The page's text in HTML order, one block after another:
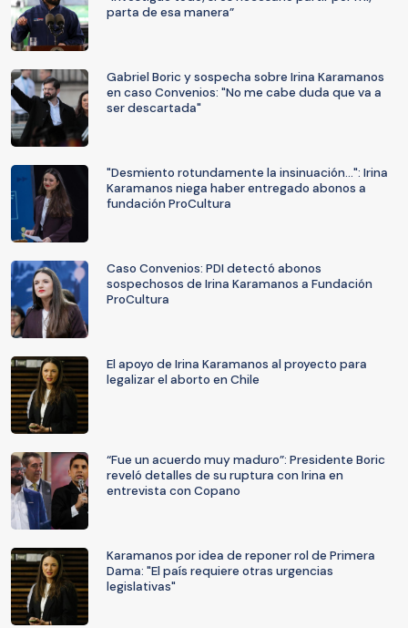
parta de esa manera”
Gabriel Boric y sospecha sobre Irina Karamanos
en caso Convenios: "No me cabe duda que va a
ser descartada"
"Desmiento rotundamente la insinuación...": Irina
Karamanos niega haber entregado abonos a
fundación ProCultura
Caso Convenios: PDI detectó abonos
sospechosos de Irina Karamanos a Fundación
ProCultura
El apoyo de Irina Karamanos al proyecto para
legalizar el aborto en Chile
“Fue un acuerdo muy maduro”: Presidente Boric
reveló detalles de su ruptura con Irina en
entrevista con Copano
Karamanos por idea de reponer rol de Primera
Dama: "El país requiere otras urgencias
legislativas"